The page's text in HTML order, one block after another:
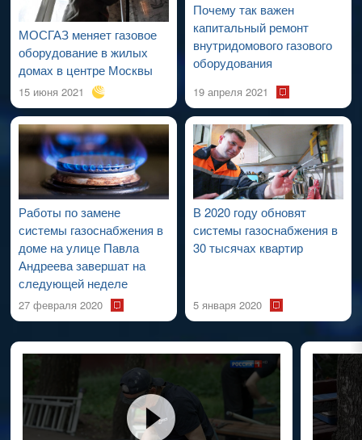
МОСГАЗ меняет газовое
оборудование в жилых
домах в центре Москвы
15 июня 2021
Почему так важен
капитальный ремонт
внутридомового газового
оборудования
19 апреля 2021
Работы по замене
системы газоснабжения в
доме на улице Павла
Андреева завершат на
следующей неделе
27 февраля 2020
В 2020 году обновят
системы газоснабжения в
30 тысячах квартир
5 января 2020